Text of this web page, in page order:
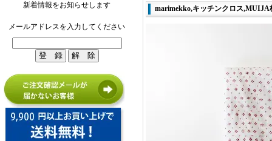
新着情報をお知らせします
メールアドレスを入力してください
marimekko,キッチンクロス,MUIJA